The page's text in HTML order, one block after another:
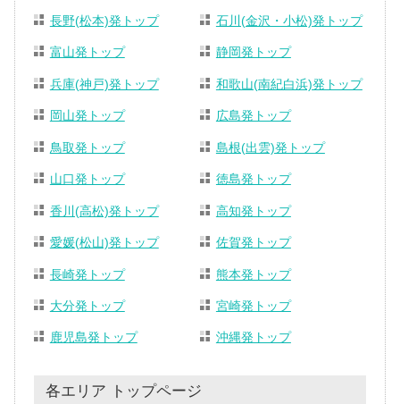
長野(松本)発トップ 石川(金沢・小松)発トップ
富山発トップ 静岡発トップ
兵庫(神戸)発トップ 和歌山(南紀白浜)発トップ
岡山発トップ 広島発トップ
鳥取発トップ 島根(出雲)発トップ
山口発トップ 徳島発トップ
香川(高松)発トップ 高知発トップ
愛媛(松山)発トップ 佐賀発トップ
長崎発トップ 熊本発トップ
大分発トップ 宮崎発トップ
鹿児島発トップ 沖縄発トップ
各エリア トップページ